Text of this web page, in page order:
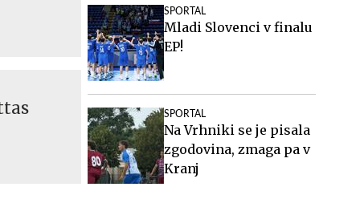
SPORTAL
Mladi Slovenci v finalu
EP!
SPORTAL
Na Vrhniki se je pisala
zgodovina, zmaga pa v
Kranj